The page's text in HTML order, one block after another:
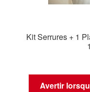
Kit Serrures + 1
Avertir